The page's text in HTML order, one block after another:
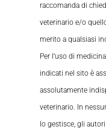
raccomanda di
veterinario e/o
merito a qualsiasi
Per l’uso di
indicati nel sito è
assolutamente
veterinario. In
lo gestisce, gli